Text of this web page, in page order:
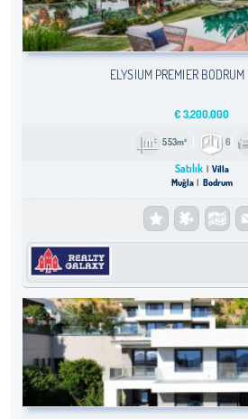
ELYSIUM PREMIER BODRUM
€3,200,000
553m² 6
Satılık
Villa
Muğla
Bodrum